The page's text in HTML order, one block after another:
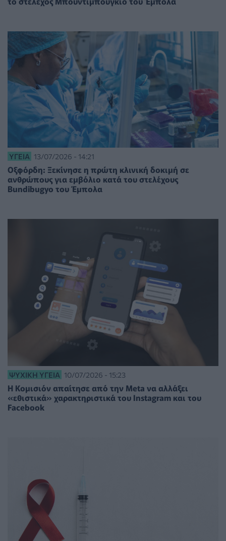
ΥΓΕΊΑ 13/07/2026 - 14:21
Οξφόρδη: Ξεκίνησε η πρώτη κλινική δοκιμή σε
ανθρώπους για εμβόλιο κατά του στελέχους
Bundibugyo του Έμπολα
ΨΥΧΙΚΉ ΥΓΕΊΑ 10/07/2026 - 15:23
Η Κομισιόν απαίτησε από την Meta να αλλάξει
«εθιστικά» χαρακτηριστικά του Instagram και του
Facebook